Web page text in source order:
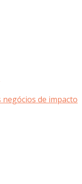
de impacto